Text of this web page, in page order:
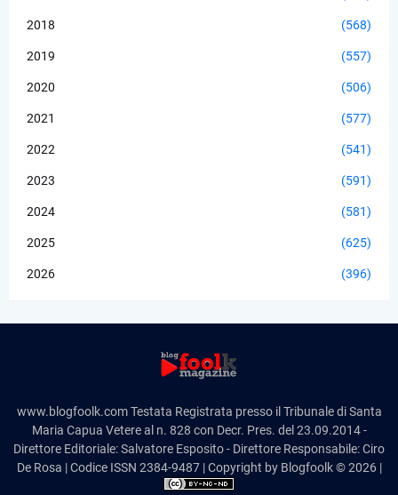
2018 (568)
2019 (557)
2020 (506)
2021 (577)
2022 (541)
2023 (591)
2024 (581)
2025 (625)
2026 (396)
www.blogfoolk.com Testata Registrata presso il Tribunale di Santa
Maria Capua Vetere al n. 828 con Decr. Pres. del 23.09.2014 -
Direttore Editoriale: Salvatore Esposito - Direttore Responsabile: Ciro
De Rosa | Codice ISSN 2384-9487 | Copyright by Blogfoolk © 2026 |